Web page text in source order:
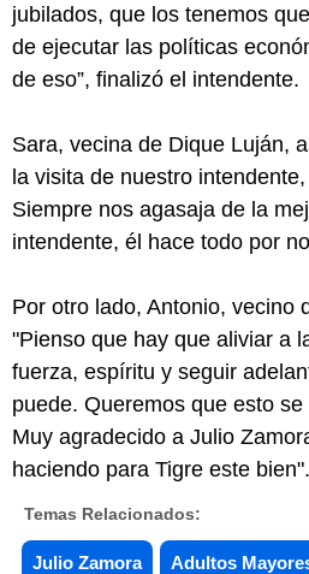
jubilados, que los tenemos
de ejecutar las políticas
de eso”, finalizó el intendente.
Sara, vecina de Dique Luján,
la visita de nuestro
Siempre nos agasaja de la
intendente, él hace todo por
Por otro lado, Antonio, vecino
"Pienso que hay que aliviar a
fuerza, espíritu y seguir
puede. Queremos que esto
Muy agradecido a Julio
haciendo para Tigre este bien".
Temas Relacionados:
Julio Zamora Adultos